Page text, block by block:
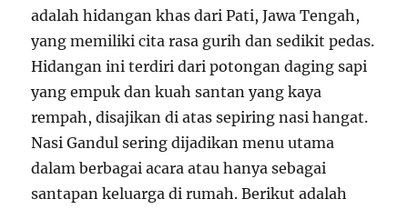
adalah hidangan khas dari Pati, Jawa Tengah,
yang memiliki cita rasa gurih dan sedikit pedas.
Hidangan ini terdiri dari potongan daging sapi
yang empuk dan kuah santan yang kaya
rempah, disajikan di atas sepiring nasi hangat.
Nasi Gandul sering dijadikan menu utama
dalam berbagai acara atau hanya sebagai
santapan keluarga di rumah. Berikut adalah